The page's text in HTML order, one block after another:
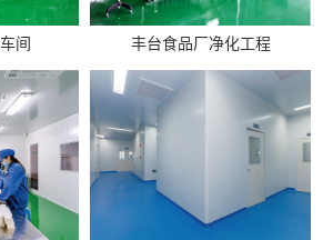
间 丰台食品厂净化工程